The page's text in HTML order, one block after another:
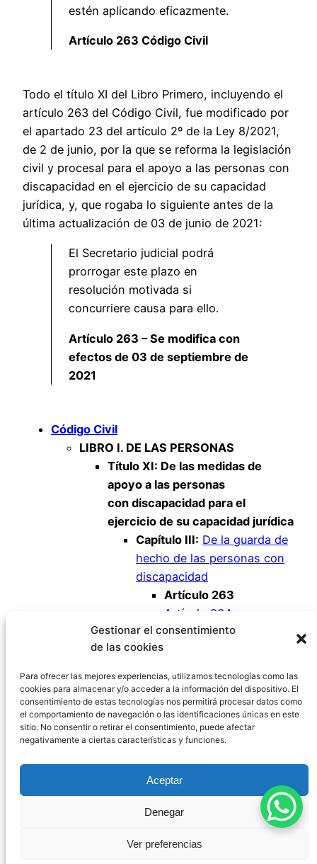
Gestionar el consentimiento
de las cookies
Para ofrecer las mejores experiencias, utilizamos tecnologías como las
cookies para almacenar y/o acceder a la información del dispositivo. El
consentimiento de estas tecnologías nos permitirá procesar datos como
el comportamiento de navegación o las identificaciones únicas en este
sitio. No consentir o retirar el consentimiento, puede afectar
negativamente a ciertas características y funciones.
Aceptar
Denegar
Ver preferencias
estén aplicando eficazmente.
Artículo 263 Código Civil
Todo el título XI del Libro Primero, incluyendo el
artículo 263 del Código Civil, fue modificado por
el apartado 23 del artículo 2º de la Ley 8/2021,
de 2 de junio, por la que se reforma la legislación
civil y procesal para el apoyo a las personas con
discapacidad en el ejercicio de su capacidad
jurídica, y, que rogaba lo siguiente antes de la
última actualización de 03 de junio de 2021:
El Secretario judicial podrá
prorrogar este plazo en
resolución motivada si
concurriere causa para ello.
Artículo 263 – Se modifica con
efectos de 03 de septiembre de
2021
Código Civil
LIBRO I. DE LAS PERSONAS
Título XI: De las medidas de
apoyo a las personas
con discapacidad para el
ejercicio de su capacidad jurídica
Capítulo III: De la guarda de
hecho de las personas con
discapacidad
Artículo 263
Artículo 264
Artículo 265
Política de Privacidad
Política de
Contacto